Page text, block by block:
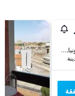
Via Aurelio Saffi 36, بولونيا, مقاطعة بولونيا, إيطاليا